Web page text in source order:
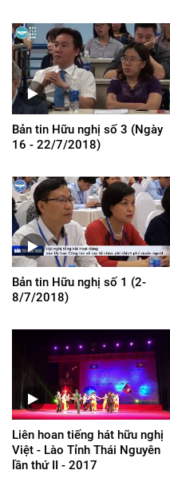
Bản tin Hữu nghị số 3 (Ngày
16 - 22/7/2018)
Bản tin Hữu nghị số 1 (2-
8/7/2018)
Liên hoan tiếng hát hữu nghị
Việt - Lào Tỉnh Thái Nguyên
lần thứ II - 2017